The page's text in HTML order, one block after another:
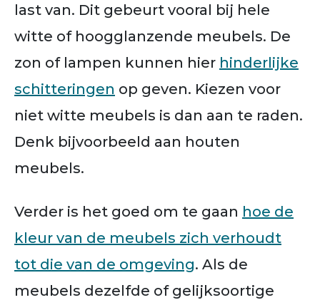
last van. Dit gebeurt vooral bij hele
witte of hoogglanzende meubels. De
zon of lampen kunnen hier hinderlijke
schitteringen op geven. Kiezen voor
niet witte meubels is dan aan te raden.
Denk bijvoorbeeld aan houten
meubels.
Verder is het goed om te gaan hoe de
kleur van de meubels zich verhoudt
tot die van de omgeving. Als de
meubels dezelfde of gelijksoortige